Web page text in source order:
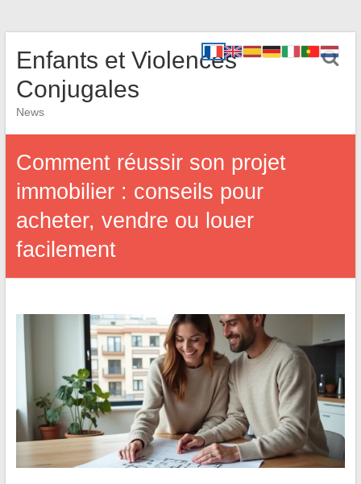
Enfants et Violences
Conjugales
News
Comment réussir son projet
immobilier : conseils pour
acheter, vendre ou louer
facilement